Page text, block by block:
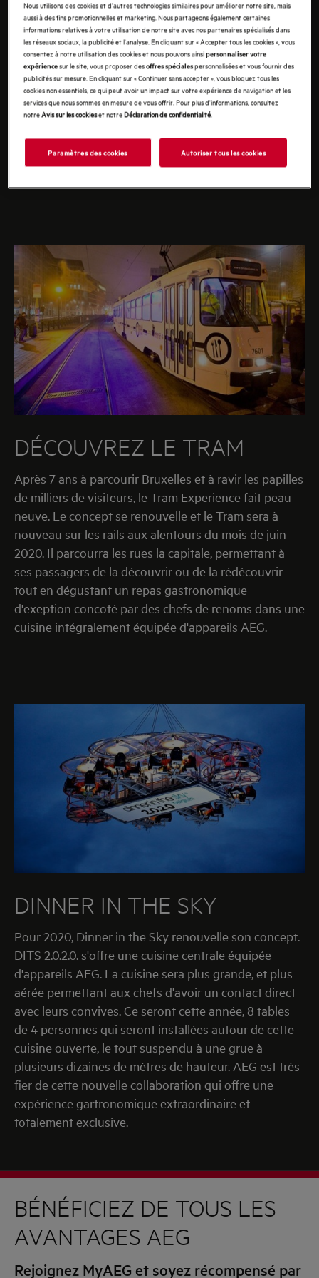
En savoir plus sur Giovanni Bruno
PARTENAIRES
Rencontrez les partenaires d'AEG. Ensemble, nous
mettons tout en oeuvre pour vous offrir des
expériences inoubliables et surprenantes.
DÉCOUVREZ LE TRAM
Après 7 ans à parcourir Bruxelles et à ravir les papilles
de milliers de visiteurs, le Tram Experience fait peau
neuve. Le concept se renouvelle et le Tram sera à
nouveau sur les rails aux alentours du mois de juin
2020. Il parcourra les rues la capitale, permettant à
ses passagers de la découvrir ou de la rédécouvrir
tout en dégustant un repas gastronomique
d'exeption concoté par des chefs de renoms dans une
cuisine intégralement équipée d'appareils AEG.
DINNER IN THE SKY
Pour 2020, Dinner in the Sky renouvelle son concept.
DITS 2.0.2.0. s'offre une cuisine centrale équipée
d'appareils AEG. La cuisine sera plus grande, et plus
aérée permettant aux chefs d'avoir un contact direct
avec leurs convives. Ce seront cette année, 8 tables
de 4 personnes qui seront installées autour de cette
cuisine ouverte, le tout suspendu à une grue à
plusieurs dizaines de mètres de hauteur. AEG est très
fier de cette nouvelle collaboration qui offre une
expérience gartronomique extraordinaire et
totalement exclusive.
BÉNÉFICIEZ DE TOUS LES
AVANTAGES AEG
Rejoignez MyAEG et soyez récompensé par
Nous utilisons des cookies et d'autres technologies similaires pour améliorer notre site, mais
aussi à des fins promotionnelles et marketing. Nous partageons également certaines
informations relatives à votre utilisation de notre site avec nos partenaires spécialisés dans
les réseaux sociaux, la publicité et l'analyse. En cliquant sur « Accepter tous les cookies », vous
consentez à notre utilisation des cookies et nous pouvons ainsipersonnaliser votre
expériencesur le site, vous proposer desoffres spécialespersonnalisées et vous fournir des
publicités sur mesure. En cliquant sur « Continuer sans accepter », vous bloquez tous les
cookies non essentiels, ce qui peut avoir un impact sur votre expérience de navigation et les
services que nous sommes en mesure de vous offrir. Pour plus d'informations, consultez
notreAvis sur les cookieset notreDéclaration de confidentialité.
Paramètres des cookies Autoriser tous les cookies